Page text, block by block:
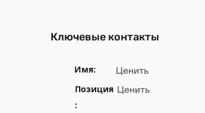
Ключевые контакты
Имя:
Ценить
Позиция
:
Ценить